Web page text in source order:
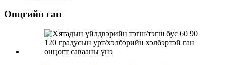
Өнцгийн ган